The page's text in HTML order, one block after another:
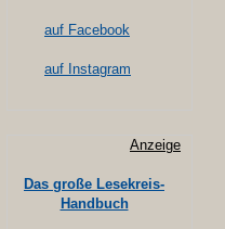
auf Facebook
auf Instagram
Anzeige
Das große Lesekreis-
Handbuch